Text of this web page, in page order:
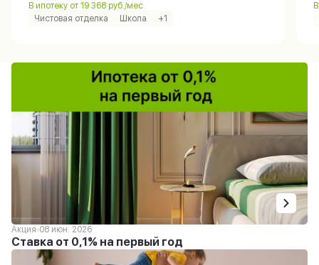
В ипотеку от 19 368 руб./мес.
Чистовая отделка
Школа +1
Акция 08 июн. 2026
Ставка от 0,1% на первый год